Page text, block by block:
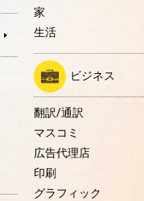
家
生活
ビジネス
翻訳/通訳
マスコミ
広告代理店
印刷
グラフィック